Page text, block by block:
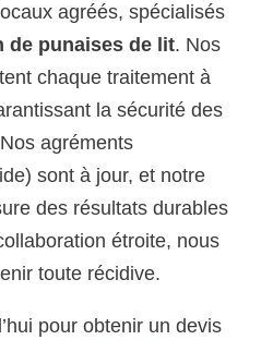
agréés, spécialisés
de punaises de lit. Nos
chaque traitement à
la sécurité des
agréments
sont à jour, et notre
des résultats durables
étroite, nous
toute récidive.
pour obtenir un devis